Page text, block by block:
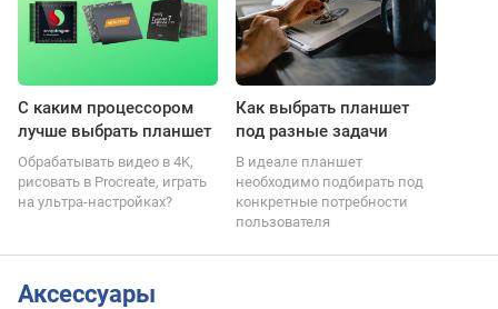
С каким процессором
лучше выбрать планшет
Обрабатывать видео в 4K,
рисовать в Procreate, играть
на ультра-настройках?
Как выбрать планшет
под разные задачи
В идеале планшет
необходимо подбирать под
конкретные потребности
пользователя
Аксессуары